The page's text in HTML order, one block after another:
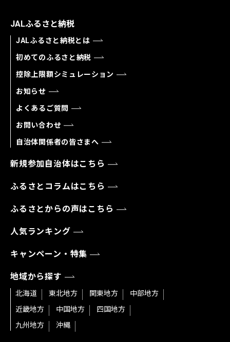
JALふるさと納税
JALふるさと納税とは
初めてのふるさと納税
控除上限額シミュレーション
お知らせ
よくあるご質問
お問い合わせ
自治体関係者の皆さまへ
新規参加自治体はこちら
ふるさとコラムはこちら
ふるさとからの声はこちら
人気ランキング
キャンペーン・特集
地域から探す
北海道 東北地方 関東地方
中部地方
近畿地方
中国地方
四国地方
九州地方
沖縄